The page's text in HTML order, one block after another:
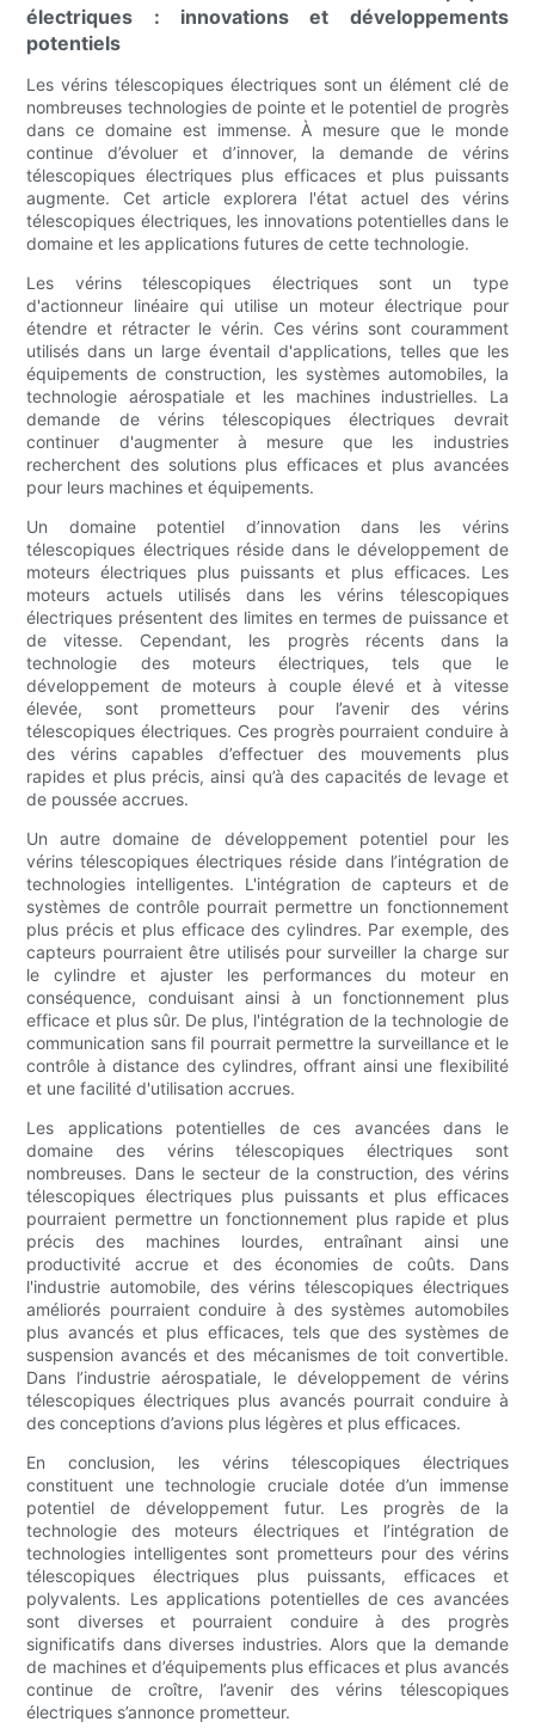
électriques : innovations et développements
potentiels
Les vérins télescopiques électriques sont un élément clé de
nombreuses technologies de pointe et le potentiel de progrès
dans ce domaine est immense. À mesure que le monde
continue d’évoluer et d’innover, la demande de vérins
télescopiques électriques plus efficaces et plus puissants
augmente. Cet article explorera l'état actuel des vérins
télescopiques électriques, les innovations potentielles dans le
domaine et les applications futures de cette technologie.
Les vérins télescopiques électriques sont un type
d'actionneur linéaire qui utilise un moteur électrique pour
étendre et rétracter le vérin. Ces vérins sont couramment
utilisés dans un large éventail d'applications, telles que les
équipements de construction, les systèmes automobiles, la
technologie aérospatiale et les machines industrielles. La
demande de vérins télescopiques électriques devrait
continuer d'augmenter à mesure que les industries
recherchent des solutions plus efficaces et plus avancées
pour leurs machines et équipements.
Un domaine potentiel d’innovation dans les vérins
télescopiques électriques réside dans le développement de
moteurs électriques plus puissants et plus efficaces. Les
moteurs actuels utilisés dans les vérins télescopiques
électriques présentent des limites en termes de puissance et
de vitesse. Cependant, les progrès récents dans la
technologie des moteurs électriques, tels que le
développement de moteurs à couple élevé et à vitesse
élevée, sont prometteurs pour l’avenir des vérins
télescopiques électriques. Ces progrès pourraient conduire à
des vérins capables d’effectuer des mouvements plus
rapides et plus précis, ainsi qu’à des capacités de levage et
de poussée accrues.
Un autre domaine de développement potentiel pour les
vérins télescopiques électriques réside dans l’intégration de
technologies intelligentes. L'intégration de capteurs et de
systèmes de contrôle pourrait permettre un fonctionnement
plus précis et plus efficace des cylindres. Par exemple, des
capteurs pourraient être utilisés pour surveiller la charge sur
le cylindre et ajuster les performances du moteur en
conséquence, conduisant ainsi à un fonctionnement plus
efficace et plus sûr. De plus, l'intégration de la technologie de
communication sans fil pourrait permettre la surveillance et le
contrôle à distance des cylindres, offrant ainsi une flexibilité
et une facilité d'utilisation accrues.
Les applications potentielles de ces avancées dans le
domaine des vérins télescopiques électriques sont
nombreuses. Dans le secteur de la construction, des vérins
télescopiques électriques plus puissants et plus efficaces
pourraient permettre un fonctionnement plus rapide et plus
précis des machines lourdes, entraînant ainsi une
productivité accrue et des économies de coûts. Dans
l'industrie automobile, des vérins télescopiques électriques
améliorés pourraient conduire à des systèmes automobiles
plus avancés et plus efficaces, tels que des systèmes de
suspension avancés et des mécanismes de toit convertible.
Dans l’industrie aérospatiale, le développement de vérins
télescopiques électriques plus avancés pourrait conduire à
des conceptions d’avions plus légères et plus efficaces.
En conclusion, les vérins télescopiques électriques
constituent une technologie cruciale dotée d’un immense
potentiel de développement futur. Les progrès de la
technologie des moteurs électriques et l’intégration de
technologies intelligentes sont prometteurs pour des vérins
télescopiques électriques plus puissants, efficaces et
polyvalents. Les applications potentielles de ces avancées
sont diverses et pourraient conduire à des progrès
significatifs dans diverses industries. Alors que la demande
de machines et d’équipements plus efficaces et plus avancés
continue de croître, l’avenir des vérins télescopiques
électriques s’annonce prometteur.